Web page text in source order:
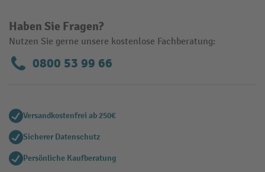
Haben Sie Fragen?
Nutzen Sie gerne unsere kostenlose Fachberatung:
0800 53 99 66
Versandkostenfrei ab 250€
Sicherer Datenschutz
Persönliche Kaufberatung